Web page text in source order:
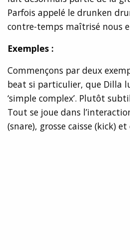
Parfois appelé le drunken
contre-temps maîtrisé nous
Exemples :
Commençons par deux
beat si particulier, que Dilla
‘simple complex’. Plutôt
Tout se joue dans
(snare), grosse caisse (kick)